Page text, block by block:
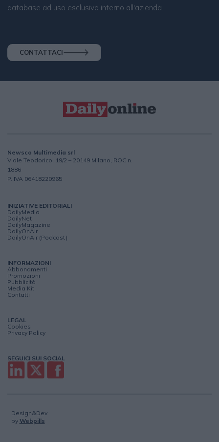
database ad uso esclusivo interno all'azienda.
CONTATTACI
Newsco Multimedia srl
Viale Teodorico, 19/2 – 20149 Milano, ROC n.
1886
P. IVA 06418220965
INIZIATIVE EDITORIALI
DailyMedia
DailyNet
DailyMagazine
DailyOnAir
DailyOnAir (Podcast)
INFORMAZIONI
Abbonamenti
Promozioni
Pubblicità
Media Kit
Contatti
LEGAL
Cookies
Privacy Policy
SEGUICI SUI SOCIAL
Design&Dev
by Webpills